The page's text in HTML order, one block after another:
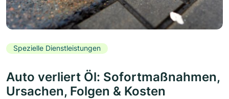
Spezielle Dienstleistungen
Auto verliert Öl: Sofortmaßnahmen,
Ursachen, Folgen & Kosten